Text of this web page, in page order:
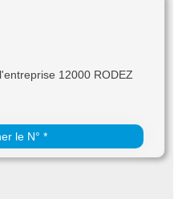
12000 RODEZ
le N° *